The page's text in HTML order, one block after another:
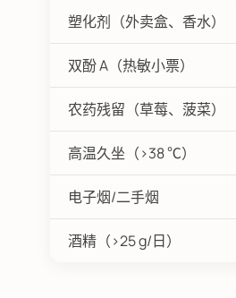
塑化剂（外卖盒、香水）
双酚 A（热敏小票）
农药残留（草莓、菠菜）
高温久坐（>38 ℃）
电子烟/二手烟
酒精（>25 g/日）